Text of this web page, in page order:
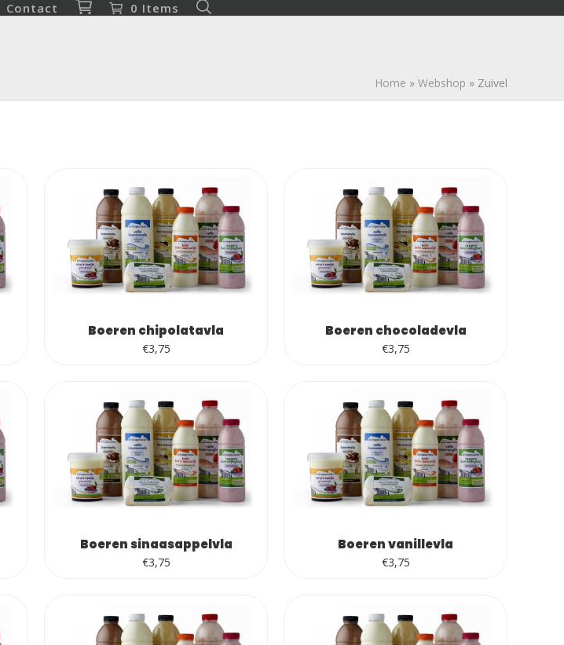
Contact 0 Items
Home » Webshop » Zuivel
Boeren chipolatavla
€3,75
Boeren chocoladevla
€3,75
Boeren sinaasappelvla
€3,75
Boeren vanillevla
€3,75